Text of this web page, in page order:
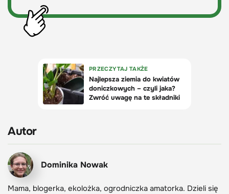
Autor
Dominika Nowak
Mama, blogerka, ekolożka, ogrodniczka amatorka. Dzieli się